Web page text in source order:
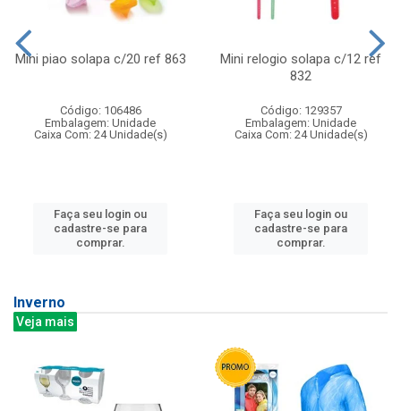
Mini piao solapa c/20 ref 863
Código: 106486
Embalagem: Unidade
Caixa Com: 24 Unidade(s)
Faça seu login ou
cadastre-se para
comprar.
Mini relogio solapa c/12 ref
832
Código: 129357
Embalagem: Unidade
Caixa Com: 24 Unidade(s)
Faça seu login ou
cadastre-se para
comprar.
Inverno
Veja mais